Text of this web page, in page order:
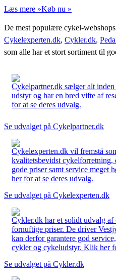
Læs mere »Køb nu »
De mest populære cykel-
Cykelexperten.dk, Cykler.dk,
som alle har et stort sortiment til
Cykelpartner.dk sælger alt
udstyr og har en bred vifte af
for at se deres udvalg.
Se udvalget på Cykelpartner.dk
Cykelexperten.dk vil fremstå
kvalitetsbevidst cykelforretning,
gode priser samt service meget
her for at se deres udvalg.
Se udvalget på Cykelexperten.dk
Cykler.dk har et solidt udvalg
fornuftige priser. De driver
kan derfor garantere god
cykler og cykeludstyr. Klik her
Se udvalget på Cykler.dk